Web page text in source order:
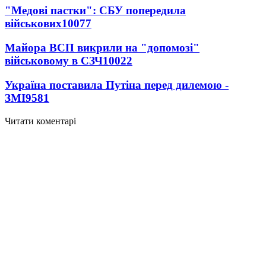
"Медові пастки": СБУ попередила
військових10077
Майора ВСП викрили на "допомозі"
військовому в СЗЧ10022
Україна поставила Путіна перед дилемою -
ЗМІ9581
Читати коментарі